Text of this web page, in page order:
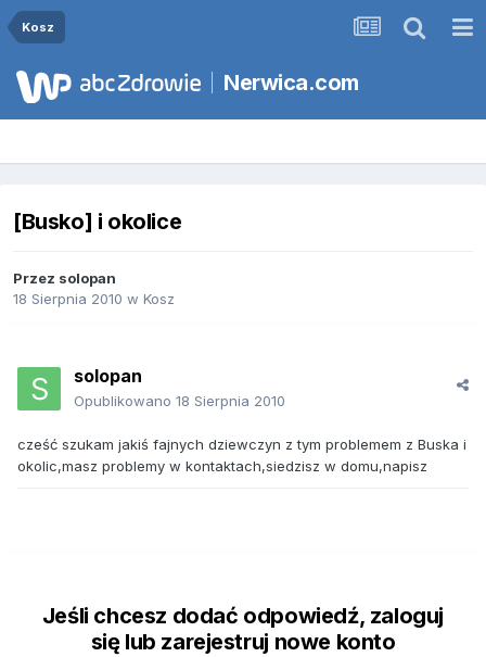
Kosz
Nerwica.com
[Busko] i okolice
Przez solopan
18 Sierpnia 2010 w Kosz
solopan
Opublikowano 18 Sierpnia 2010
cześć szukam jakiś fajnych dziewczyn z tym problemem z Buska i
okolic,masz problemy w kontaktach,siedzisz w domu,napisz
Jeśli chcesz dodać odpowiedź, zaloguj
się lub zarejestruj nowe konto